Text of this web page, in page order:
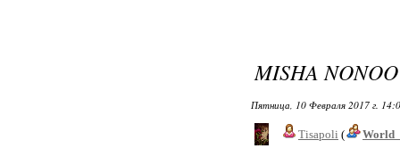
MISHA
Пятница, 10 Февраля 2017 г.
Tisapoli (